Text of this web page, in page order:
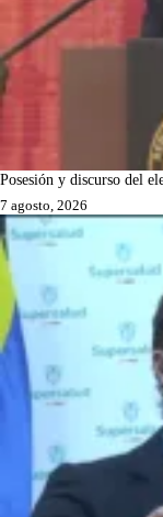
Posesión y discurso del
7 agosto, 2026